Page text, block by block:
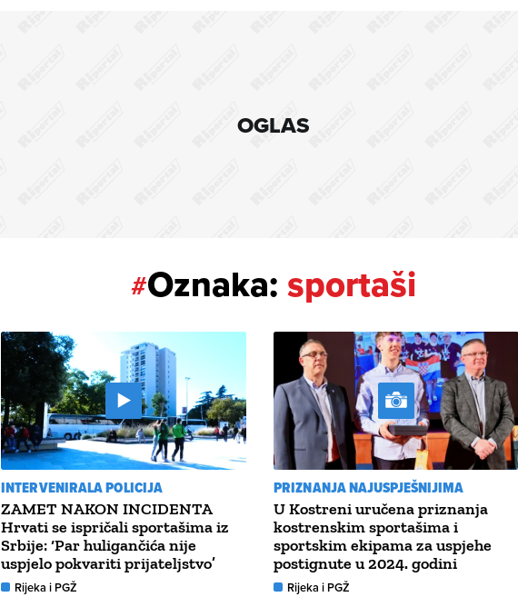
OGLAS
#Oznaka:sportaši
INTERVENIRALA POLICIJA
ZAMET NAKON INCIDENTA
Hrvati se ispričali sportašima iz
Srbije: ‘Par huligančića nije
uspjelo pokvariti prijateljstvo’
Rijeka i PGŽ
PRIZNANJA NAJUSPJEŠNIJIMA
U Kostreni uručena priznanja
kostrenskim sportašima i
sportskim ekipama za uspjehe
postignute u 2024. godini
Rijeka i PGŽ